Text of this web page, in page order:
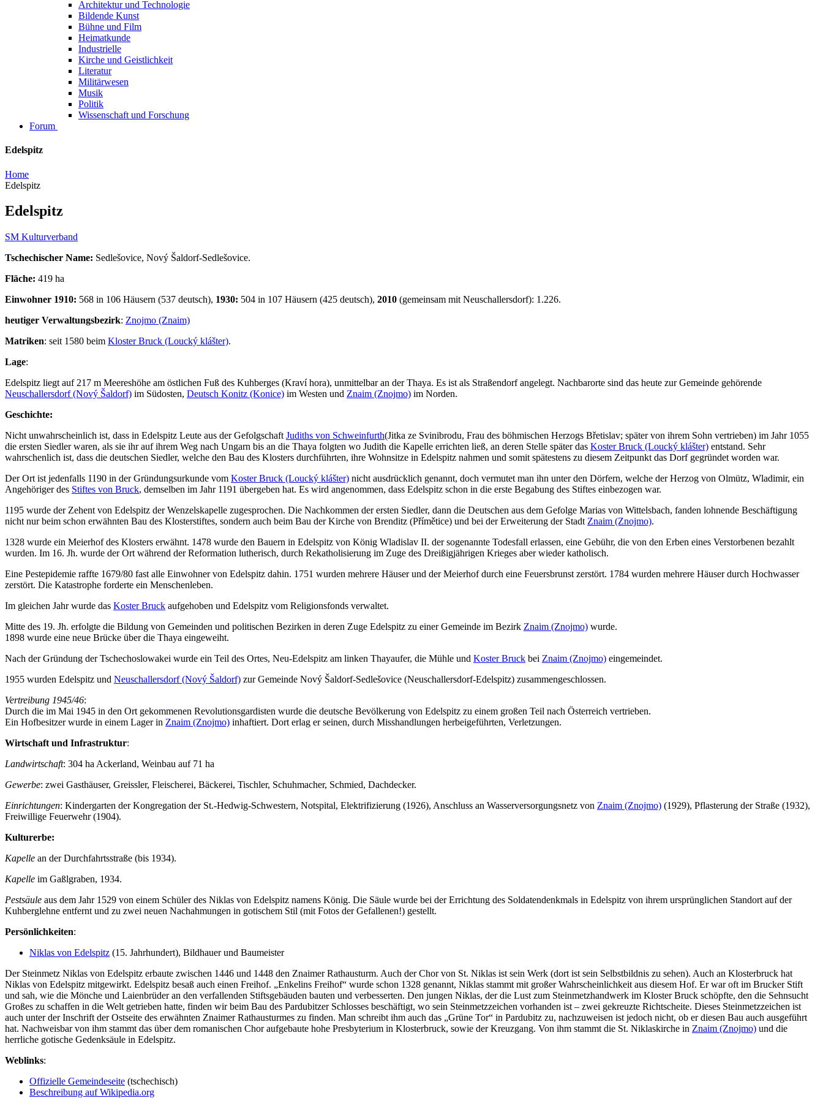
Architektur und Technologie
Bildende Kunst
Bühne und Film
Heimatkunde
Industrielle
Kirche und Geistlichkeit
Literatur
Militärwesen
Musik
Politik
Wissenschaft und Forschung
Forum
Edelspitz
Home
Edelspitz
Edelspitz
SM Kulturverband
Tschechischer Name: Sedlešovice, Nový Šaldorf-Sedlešovice.
Fläche: 419 ha
Einwohner 1910: 568 in 106 Häusern (537 deutsch), 1930: 504 in 107 Häusern (425 deutsch), 2010 (gemeinsam mit Neuschallersdorf): 1.226.
heutiger Verwaltungsbezirk: Znojmo (Znaim)
Matriken: seit 1580 beim Kloster Bruck (Loucký klášter).
Lage:
Edelspitz liegt auf 217 m Meereshöhe am östlichen Fuß des Kuhberges (Kraví hora), unmittelbar an der Thaya. Es ist als Straßendorf angelegt. Nachbarorte sind das heute zur Gemeinde gehörende
Neuschallersdorf (Nový Šaldorf) im Südosten, Deutsch Konitz (Konice) im Westen und Znaim (Znojmo) im Norden.
Geschichte:
Nicht unwahrscheinlich ist, dass in Edelspitz Leute aus der Gefolgschaft Judiths von Schweinfurth(Jitka ze Svinibrodu, Frau des böhmischen Herzogs Břetislav; später von ihrem Sohn vertrieben) im Jahr 1055
die ersten Siedler waren, als sie ihr auf ihrem Weg nach Ungarn bis an die Thaya folgten wo Judith die Kapelle errichten ließ, an deren Stelle später das Koster Bruck (Loucký klášter) entstand. Sehr
wahrschenlich ist, dass die deutschen Siedler, welche den Bau des Klosters durchführten, ihre Wohnsitze in Edelspitz nahmen und somit spätestens zu diesem Zeitpunkt das Dorf gegründet worden war.
Der Ort ist jedenfalls 1190 in der Gründungsurkunde vom Koster Bruck (Loucký klášter) nicht ausdrücklich genannt, doch vermutet man ihn unter den Dörfern, welche der Herzog von Olmütz, Wladimir, ein
Angehöriger des Stiftes von Bruck, demselben im Jahr 1191 übergeben hat. Es wird angenommen, dass Edelspitz schon in die erste Begabung des Stiftes einbezogen war.
1195 wurde der Zehent von Edelspitz der Wenzelskapelle zugesprochen. Die Nachkommen der ersten Siedler, dann die Deutschen aus dem Gefolge Marias von Wittelsbach, fanden lohnende Beschäftigung
nicht nur beim schon erwähnten Bau des Klosterstiftes, sondern auch beim Bau der Kirche von Brenditz (Přímětice) und bei der Erweiterung der Stadt Znaim (Znojmo).
1328 wurde ein Meierhof des Klosters erwähnt. 1478 wurde den Bauern in Edelspitz von König Wladislav II. der sogenannte Todesfall erlassen, eine Gebühr, die von den Erben eines Verstorbenen bezahlt
wurden. Im 16. Jh. wurde der Ort während der Reformation lutherisch, durch Rekatholisierung im Zuge des Dreißigjährigen Krieges aber wieder katholisch.
Eine Pestepidemie raffte 1679/80 fast alle Einwohner von Edelspitz dahin. 1751 wurden mehrere Häuser und der Meierhof durch eine Feuersbrunst zerstört. 1784 wurden mehrere Häuser durch Hochwasser
zerstört. Die Katastrophe forderte ein Menschenleben.
Im gleichen Jahr wurde das Koster Bruck aufgehoben und Edelspitz vom Religionsfonds verwaltet.
Mitte des 19. Jh. erfolgte die Bildung von Gemeinden und politischen Bezirken in deren Zuge Edelspitz zu einer Gemeinde im Bezirk Znaim (Znojmo) wurde.
1898 wurde eine neue Brücke über die Thaya eingeweiht.
Nach der Gründung der Tschechoslowakei wurde ein Teil des Ortes, Neu-Edelspitz am linken Thayaufer, die Mühle und Koster Bruck bei Znaim (Znojmo) eingemeindet.
1955 wurden Edelspitz und Neuschallersdorf (Nový Šaldorf) zur Gemeinde Nový Šaldorf-Sedlešovice (Neuschallersdorf-Edelspitz) zusammengeschlossen.
Vertreibung 1945/46:
Durch die im Mai 1945 in den Ort gekommenen Revolutionsgardisten wurde die deutsche Bevölkerung von Edelspitz zu einem großen Teil nach Österreich vertrieben.
Ein Hofbesitzer wurde in einem Lager in Znaim (Znojmo) inhaftiert. Dort erlag er seinen, durch Misshandlungen herbeigeführten, Verletzungen.
Wirtschaft und Infrastruktur:
Landwirtschaft: 304 ha Ackerland, Weinbau auf 71 ha
Gewerbe: zwei Gasthäuser, Greissler, Fleischerei, Bäckerei, Tischler, Schuhmacher, Schmied, Dachdecker.
Einrichtungen: Kindergarten der Kongregation der St.-Hedwig-Schwestern, Notspital, Elektrifizierung (1926), Anschluss an Wasserversorgungsnetz von Znaim (Znojmo) (1929), Pflasterung der Straße (1932),
Freiwillige Feuerwehr (1904).
Kulturerbe:
Kapelle an der Durchfahrtsstraße (bis 1934).
Kapelle im Gaßlgraben, 1934.
Pestsäule aus dem Jahr 1529 von einem Schüler des Niklas von Edelspitz namens König. Die Säule wurde bei der Errichtung des Soldatendenkmals in Edelspitz von ihrem ursprünglichen Standort auf der
Kuhberglehne entfernt und zu zwei neuen Nachahmungen in gotischem Stil (mit Fotos der Gefallenen!) gestellt.
Persönlichkeiten:
Niklas von Edelspitz (15. Jahrhundert), Bildhauer und Baumeister
Der Steinmetz Niklas von Edelspitz erbaute zwischen 1446 und 1448 den Znaimer Rathausturm. Auch der Chor von St. Niklas ist sein Werk (dort ist sein Selbstbildnis zu sehen). Auch an Klosterbruck hat
Niklas von Edelspitz mitgewirkt. Edelspitz besaß auch einen Freihof. „Enkelins Freihof“ wurde schon 1328 genannt, Niklas stammt mit großer Wahrscheinlichkeit aus diesem Hof. Er war oft im Brucker Stift
und sah, wie die Mönche und Laienbrüder an den verfallenden Stiftsgebäuden bauten und verbesserten. Den jungen Niklas, der die Lust zum Steinmetzhandwerk im Kloster Bruck schöpfte, den die Sehnsucht
Großes zu schaffen in die Welt getrieben hatte, finden wir beim Bau des Pardubitzer Schlosses beschäftigt, wo sein Steinmetzzeichen vorhanden ist – zwei gekreuzte Richtscheite. Dieses Steinmetzzeichen ist
auch unter der Inschrift der Ostseite des erwähnten Znaimer Rathausturmes zu finden. Man schreibt ihm auch das „Grüne Tor“ in Pardubitz zu, nachzuweisen ist jedoch nicht, ob er diesen Bau auch ausgeführt
hat. Nachweisbar von ihm stammt das über dem romanischen Chor aufgebaute hohe Presbyterium in Klosterbruck, sowie der Kreuzgang. Von ihm stammt die St. Niklaskirche in Znaim (Znojmo) und die
herrliche gotische Gedenksäule in Edelspitz.
Weblinks:
Offizielle Gemeindeseite (tschechisch)
Beschreibung auf Wikipedia.org